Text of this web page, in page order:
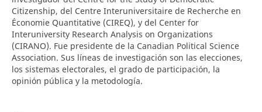
Citizenship, del Centre Interuniversitaire de Recherche en
Économie Quantitative (CIREQ), y del Center for
Interuniversity Research Analysis on Organizations
(CIRANO). Fue presidente de la Canadian Political Science
Association. Sus líneas de investigación son las elecciones,
los sistemas electorales, el grado de participación, la
opinión pública y la metodología.